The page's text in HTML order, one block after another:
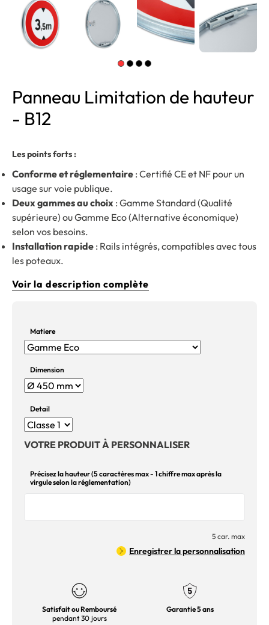
Panneau Limitation de hauteur
- B12
Les points forts :
Conforme et réglementaire : Certifié CE et NF pour un
usage sur voie publique.
Deux gammes au choix : Gamme Standard (Qualité
supérieure) ou Gamme Eco (Alternative économique)
selon vos besoins.
Installation rapide : Rails intégrés, compatibles avec tous
les poteaux.
Voir la description complète
Matiere
Dimension
Detail
VOTRE PRODUIT À PERSONNALISER
Précisez la hauteur (5 caractères max - 1 chiffre max après la
virgule selon la réglementation)
5 car. max
Enregistrer la personnalisation
Satisfait ou Remboursé
pendant 30 jours
Garantie 5 ans